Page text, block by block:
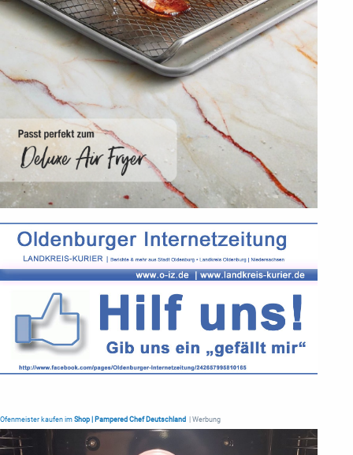
Ofenmeister kaufen im Shop | Pampered Chef Deutschland | Werbung